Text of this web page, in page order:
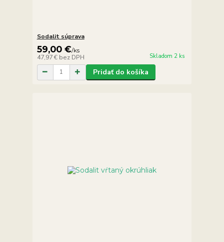
Sodalit súprava
59,00 €/ks
47,97 € bez DPH Skladom 2 ks
Pridať do košíka